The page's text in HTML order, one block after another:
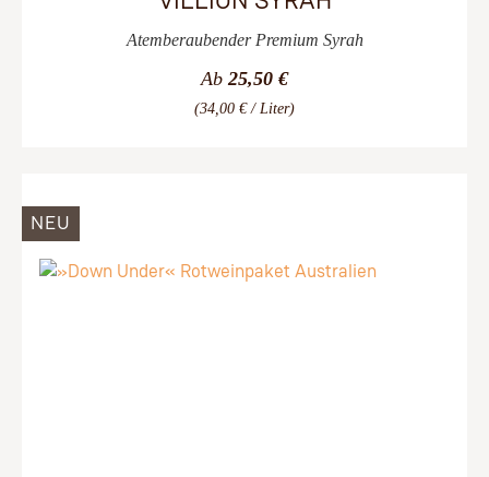
Atemberaubender Premium Syrah
Ab25,50 €
(34,00 € / Liter)
NEU